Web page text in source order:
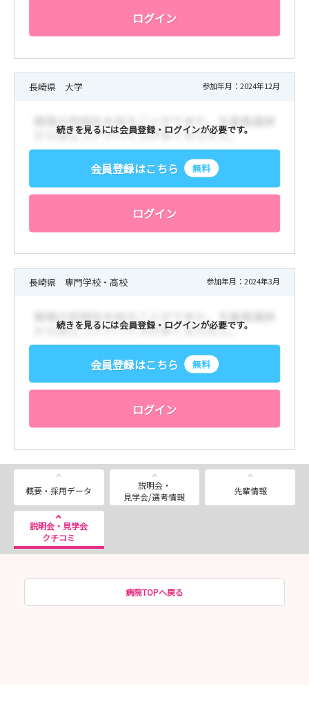
ログイン
長崎県 大学 参加年月：2024年12月
続きを見るには会員登録・ログインが必要です。
会員登録はこちら 無料
ログイン
長崎県 専門学校・高校 参加年月：2024年3月
続きを見るには会員登録・ログインが必要です。
会員登録はこちら 無料
ログイン
概要・採用データ
説明会・
見学会/選考情報
先輩情報
説明会・見学会
クチコミ
病院TOPへ戻る